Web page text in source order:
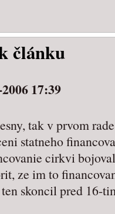
článku
17:39
tak v prvom
statneho
cirkvi
ze im to
skoncil pred 16-